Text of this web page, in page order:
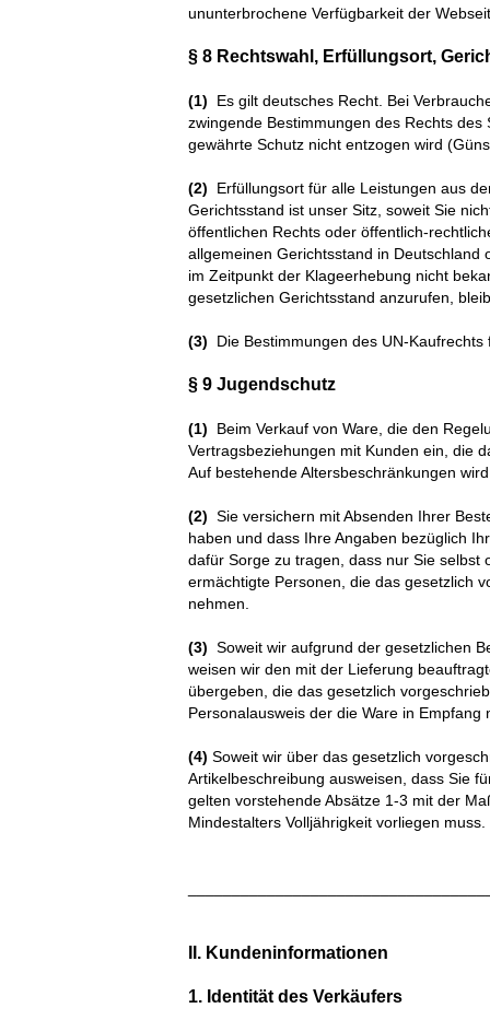
ununterbrochene Verfügbarkeit der
§ 8 Rechtswahl, Erfüllungsort,
(1)
Es gilt deutsches Recht. Bei
zwingende Bestimmungen des Rechts
gewährte Schutz nicht entzogen wird
(2) Erfüllungsort für alle Leistungen aus
Gerichtsstand ist unser Sitz, soweit Sie
öffentlichen Rechts oder öffentlich-
allgemeinen Gerichtsstand in Deutschland
im Zeitpunkt der Klageerhebung nicht
gesetzlichen Gerichtsstand anzurufen,
(3) Die Bestimmungen des UN-
§ 9 Jugendschutz
(1) Beim Verkauf von Ware, die den
Vertragsbeziehungen mit Kunden ein, die
Auf bestehende Altersbeschränkungen
(2) Sie versichern mit Absenden Ihrer
haben und dass Ihre Angaben bezüglich
dafür Sorge zu tragen, dass nur Sie
ermächtigte Personen, die das gesetzlich
nehmen.
(3) Soweit wir aufgrund der gesetzlichen
weisen wir den mit der Lieferung
übergeben, die das gesetzlich
Personalausweis der die Ware in
(4) Soweit wir über das gesetzlich
Artikelbeschreibung ausweisen, dass Sie
gelten vorstehende Absätze 1-3 mit der
Mindestalters Volljährigkeit vorliegen muss.
II. Kundeninformationen
1. Identität des Verkäufers